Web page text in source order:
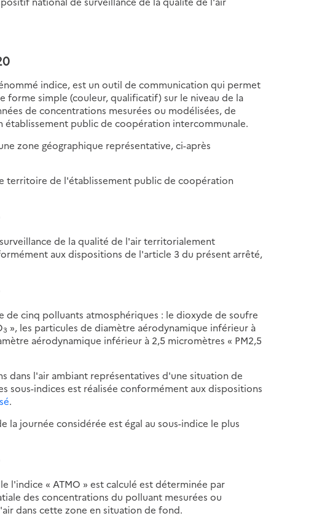
indice, est un outil de communication qui permet
simple (couleur, qualificatif) sur le niveau de la
de concentrations mesurées ou modélisées, de
établissement public de coopération intercommunale.
zone géographique représentative, ci-après
territoire de l'établissement public de coopération
de la qualité de l'air territorialement
aux dispositions de l'article 3 du présent arrêté,
de cinq polluants atmosphériques : le dioxyde de soufre
3 », les particules de diamètre aérodynamique inférieur à
aérodynamique inférieur à 2,5 micromètres « PM2,5
dans l'air ambiant représentatives d'une situation de
sous-indices est réalisée conformément aux dispositions
.
la journée considérée est égal au sous-indice le plus
l'indice « ATMO » est calculé est déterminée par
des concentrations du polluant mesurées ou
dans cette zone en situation de fond.